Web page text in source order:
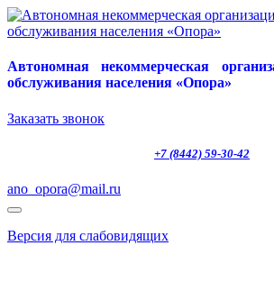
Автономная некоммерческая
обслуживания населения «Опора»
Заказать звонок
+7 (8442) 59-30-42
ano_opora@mail.ru
Версия для слабовидящих